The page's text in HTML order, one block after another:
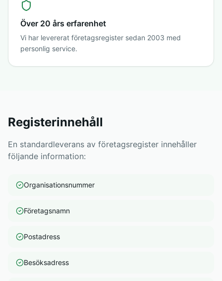
Över 20 års erfarenhet
Vi har levererat företagsregister sedan 2003 med
personlig service.
Registerinnehåll
En standardleverans av företagsregister innehåller
följande information:
Organisationsnummer
Företagsnamn
Postadress
Besöksadress